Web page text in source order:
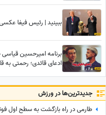
ببینید | رئیس فیفا عکسی
برنامه امیرحسین
ادعای قائدی؛ رحمتی به
جدید‌ترین‌ها در ورزش
طارمی در راه بازگشت به سطح اول